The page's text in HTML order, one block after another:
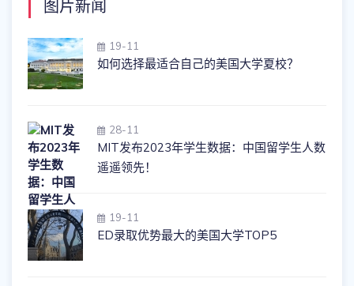
图片新闻
19-11
如何选择最适合自己的美国大学夏校？
28-11
MIT发布2023年学生数据：中国留学生人数
遥遥领先！
19-11
ED录取优势最大的美国大学TOP5